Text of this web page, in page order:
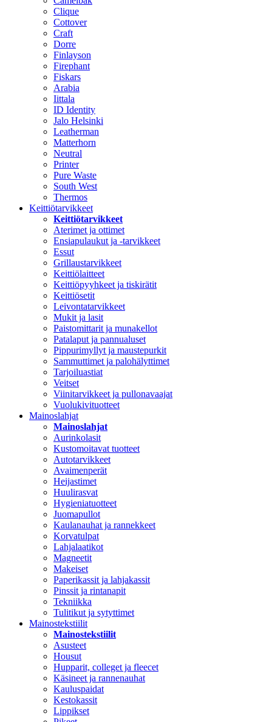
Clique
Cottover
Craft
Dorre
Finlayson
Firephant
Fiskars
Arabia
Iittala
ID Identity
Jalo Helsinki
Leatherman
Matterhorn
Neutral
Printer
Pure Waste
South West
Thermos
Keittiötarvikkeet
Keittiötarvikkeet
Aterimet ja ottimet
Ensiapulaukut ja -tarvikkeet
Essut
Grillaustarvikkeet
Keittiölaitteet
Keittiöpyyhkeet ja tiskirätit
Keittiösetit
Leivontatarvikkeet
Mukit ja lasit
Paistomittarit ja munakellot
Patalaput ja pannualuset
Pippurimyllyt ja maustepurkit
Sammuttimet ja palohälyttimet
Tarjoiluastiat
Veitset
Viinitarvikkeet ja pullonavaajat
Vuolukivituotteet
Mainoslahjat
Mainoslahjat
Aurinkolasit
Kustomoitavat tuotteet
Autotarvikkeet
Avaimenperät
Heijastimet
Huulirasvat
Hygieniatuotteet
Juomapullot
Kaulanauhat ja rannekkeet
Korvatulpat
Lahjalaatikot
Magneetit
Makeiset
Paperikassit ja lahjakassit
Pinssit ja rintanapit
Tekniikka
Tulitikut ja sytyttimet
Mainostekstiilit
Mainostekstiilit
Asusteet
Housut
Hupparit, colleget ja fleecet
Käsineet ja rannenauhat
Kauluspaidat
Kestokassit
Lippikset